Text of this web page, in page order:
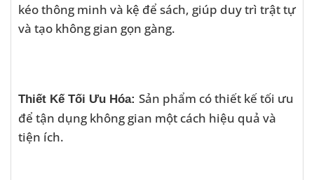
kéo thông minh và kệ để sách, giúp duy trì trật tự
và tạo không gian gọn gàng.
Thiết Kế Tối Ưu Hóa: Sản phẩm có thiết kế tối ưu
để tận dụng không gian một cách hiệu quả và
tiện ích.